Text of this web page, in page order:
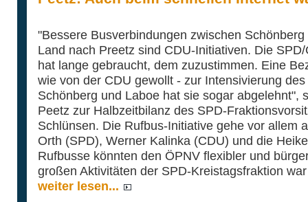
"Bessere Busverbindungen zwischen
Land nach Preetz sind CDU-Initiativen. Die
hat lange gebraucht, dem zuzustimmen. Eine
wie von der CDU gewollt - zur Intensivierung
Schönberg und Laboe hat sie sogar abgelehnt",
Peetz zur Halbzeitbilanz des SPD-
Schlünsen. Die Rufbus-Initiative gehe vor allem
Orth (SPD), Werner Kalinka (CDU) und die
Rufbusse könnten den ÖPNV flexibler und
großen Aktivitäten der SPD-Kreistagsfraktion
weiter lesen...